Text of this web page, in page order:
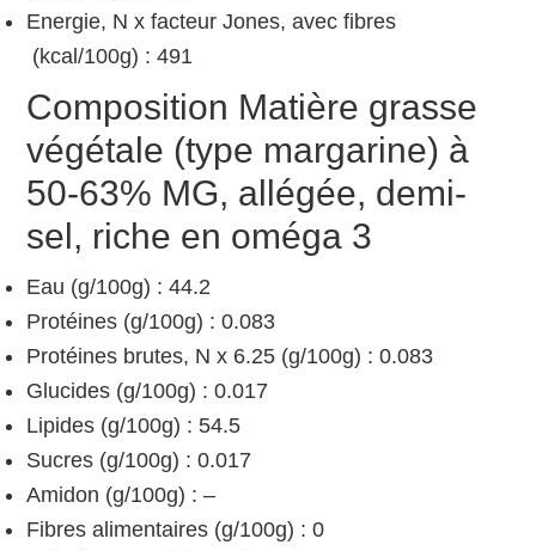
Energie, N x facteur Jones, avec fibres
(kcal/100g) : 491
Composition Matière grasse
végétale (type margarine) à
50-63% MG, allégée, demi-
sel, riche en oméga 3
Eau (g/100g) : 44.2
Protéines (g/100g) : 0.083
Protéines brutes, N x 6.25 (g/100g) : 0.083
Glucides (g/100g) : 0.017
Lipides (g/100g) : 54.5
Sucres (g/100g) : 0.017
Amidon (g/100g) : –
Fibres alimentaires (g/100g) : 0